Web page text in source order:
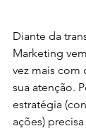
Diante da
Marketing
vez mais com
sua atenção.
estratégia
ações)